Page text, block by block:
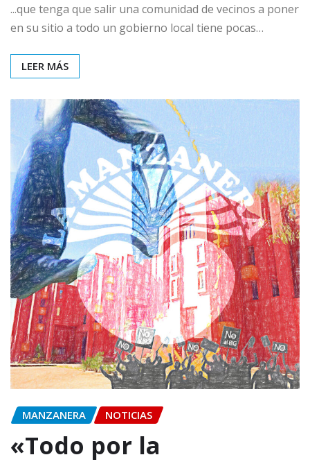
...que tenga que salir una comunidad de vecinos a poner
en su sitio a todo un gobierno local tiene pocas…
LEER MÁS
MANZANERA NOTICIAS
«Todo por la